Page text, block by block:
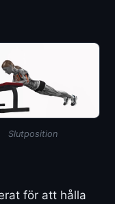
Slutposition
för att hålla